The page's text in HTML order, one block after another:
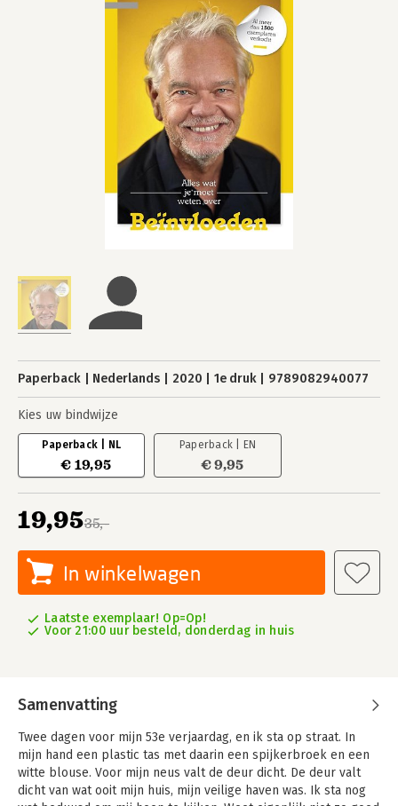
Paperback Nederlands 2020 1e druk 9789082940077
Kies uw bindwijze
Paperback | NL
€ 19,95
Paperback | EN
€ 9,95
35,-
19,95
In winkelwagen
Laatste exemplaar! Op=Op!
Voor 21:00 uur besteld, donderdag in huis
Samenvatting
Twee dagen voor mijn 53e verjaardag, en ik sta op straat. In
mijn hand een plastic tas met daarin een spijkerbroek en een
witte blouse. Voor mijn neus valt de deur dicht. De deur valt
dicht van wat ooit mijn huis, mijn veilige haven was. Ik sta nog